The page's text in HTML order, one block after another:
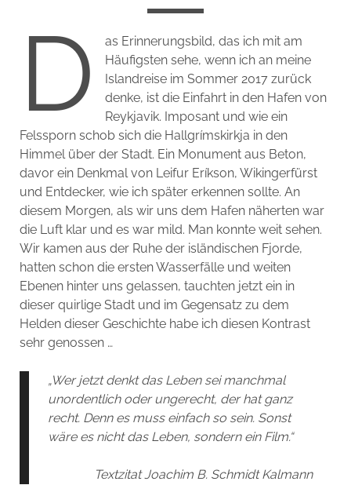
D
as Erinnerungsbild, das ich mit am
Häufigsten sehe, wenn ich an meine
Islandreise im Sommer 2017 zurück
denke, ist die Einfahrt in den Hafen von
Reykjavik. Imposant und wie ein
Felssporn schob sich die Hallgrímskirkja in den
Himmel über der Stadt. Ein Monument aus Beton,
davor ein Denkmal von Leifur Eríkson, Wikingerfürst
und Entdecker, wie ich später erkennen sollte. An
diesem Morgen, als wir uns dem Hafen näherten war
die Luft klar und es war mild. Man konnte weit sehen.
Wir kamen aus der Ruhe der isländischen Fjorde,
hatten schon die ersten Wasserfälle und weiten
Ebenen hinter uns gelassen, tauchten jetzt ein in
dieser quirlige Stadt und im Gegensatz zu dem
Helden dieser Geschichte habe ich diesen Kontrast
sehr genossen …
„Wer jetzt denkt das Leben sei manchmal
unordentlich oder ungerecht, der hat ganz
recht. Denn es muss einfach so sein. Sonst
wäre es nicht das Leben, sondern ein Film.“
Textzitat Joachim B. Schmidt Kalmann